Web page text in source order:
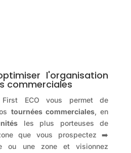
l'organisation
commerciales
First ECO vous permet de
tournées commerciales, en
les plus porteuses de
que vous prospectez ➡️
ou une zone et visionnez